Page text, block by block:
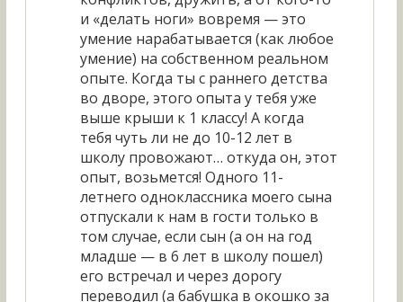
и «делать ноги» вовремя — это
умение нарабатывается (как любое
умение) на собственном реальном
опыте. Когда ты с раннего детства
во дворе, этого опыта у тебя уже
выше крыши к 1 классу! А когда
тебя чуть ли не до 10-12 лет в
школу провожают… откуда он, этот
опыт, возьмется! Одного 11-
летнего одноклассника моего сына
отпускали к нам в гости только в
том случае, если сын (а он на год
младше — в 6 лет в школу пошел)
его встречал и через дорогу
переводил (а бабушка в окошко за